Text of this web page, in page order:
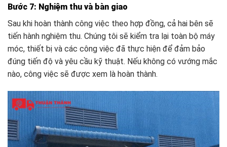
Bước 7: Nghiệm thu và bàn giao
Sau khi hoàn thành công việc theo hợp đồng, cả hai bên sẽ
tiến hành nghiệm thu. Chúng tôi sẽ kiểm tra lại toàn bộ máy
móc, thiết bị và các công việc đã thực hiện để đảm bảo
đúng tiến độ và yêu cầu kỹ thuật. Nếu không có vướng mắc
nào, công việc sẽ được xem là hoàn thành.